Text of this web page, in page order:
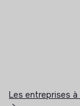
Les entreprises